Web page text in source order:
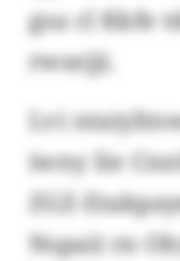
gsa cl Kkfe
rwsejji.
Lvi
iwny Iie
ZGZ-
Nspai) rn